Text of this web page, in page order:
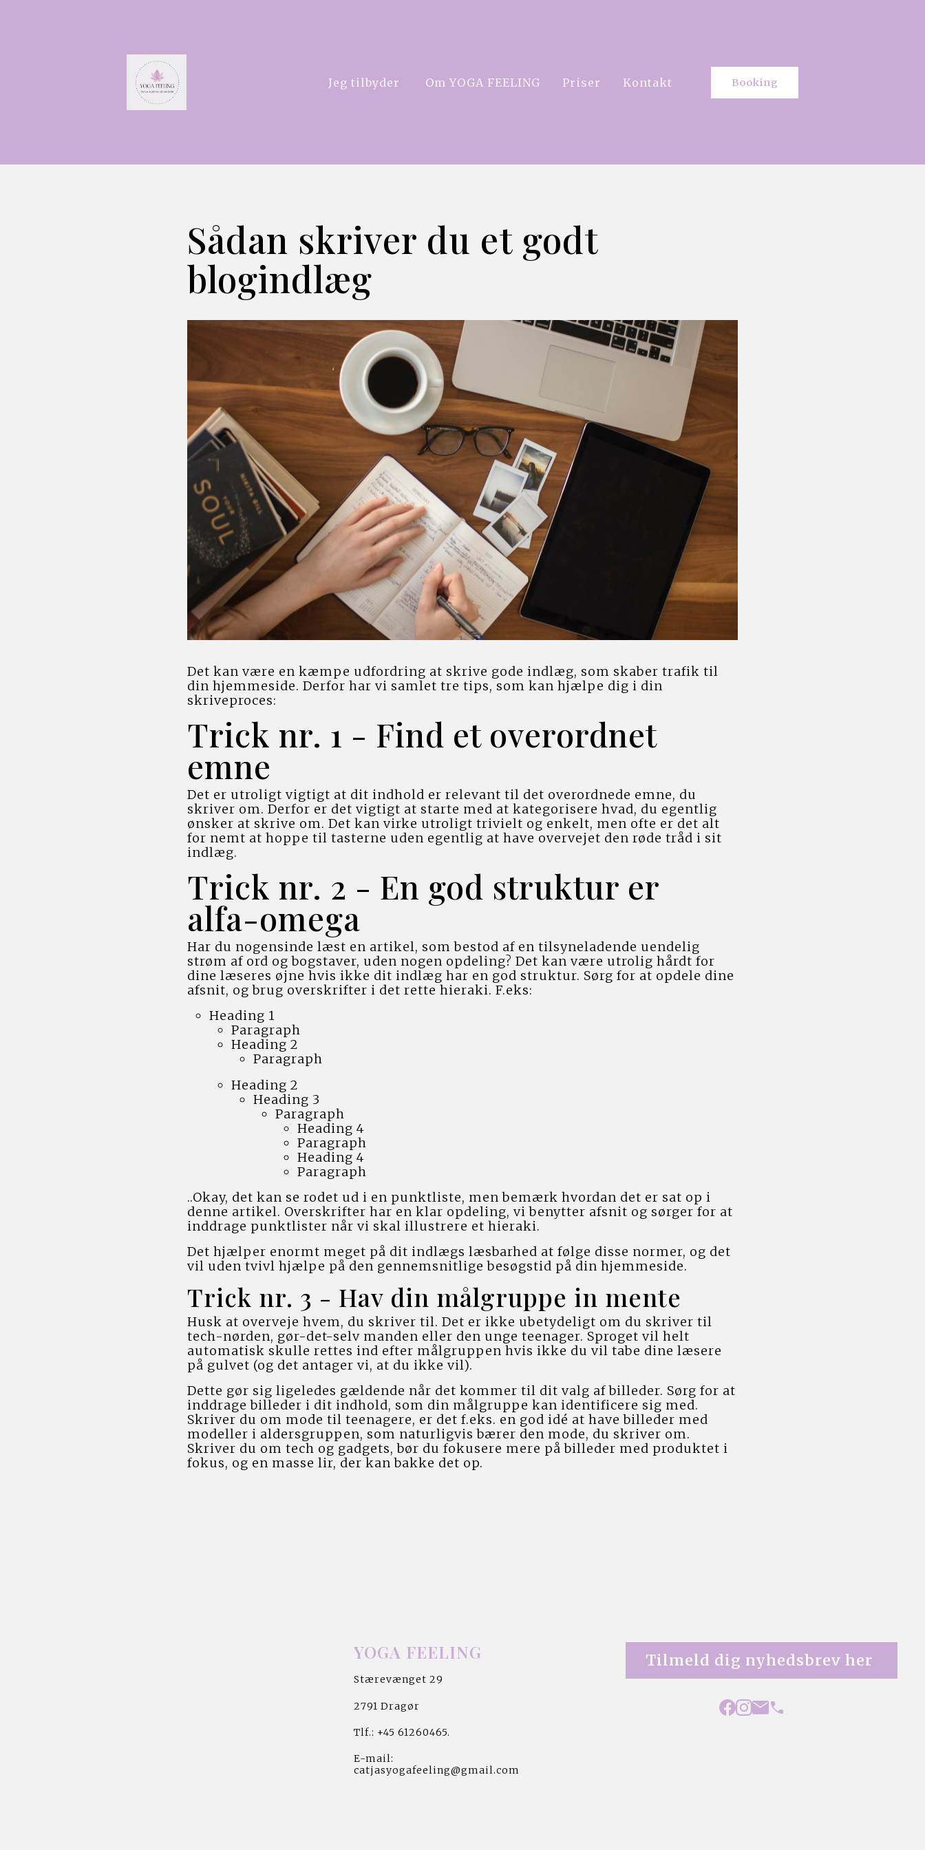
Jeg tilbyder Om YOGA FEELING Priser Kontakt Booking
Sådan skriver du et godt
blogindlæg
Det kan være en kæmpe udfordring at skrive gode indlæg, som skaber trafik til
din hjemmeside. Derfor har vi samlet tre tips, som kan hjælpe dig i din
skriveproces:
Trick nr. 1 - Find et overordnet
emne
Det er utroligt vigtigt at dit indhold er relevant til det overordnede emne, du
skriver om. Derfor er det vigtigt at starte med at kategorisere hvad, du egentlig
ønsker at skrive om. Det kan virke utroligt trivielt og enkelt, men ofte er det alt
for nemt at hoppe til tasterne uden egentlig at have overvejet den røde tråd i sit
indlæg.
Trick nr. 2 - En god struktur er
alfa-omega
Har du nogensinde læst en artikel, som bestod af en tilsyneladende uendelig
strøm af ord og bogstaver, uden nogen opdeling? Det kan være utrolig hårdt for
dine læseres øjne hvis ikke dit indlæg har en god struktur. Sørg for at opdele dine
afsnit, og brug overskrifter i det rette hieraki. F.eks:
Heading 1
Paragraph
Heading 2
Paragraph
Heading 2
Heading 3
Paragraph
Heading 4
Paragraph
Heading 4
Paragraph
..Okay, det kan se rodet ud i en punktliste, men bemærk hvordan det er sat op i
denne artikel. Overskrifter har en klar opdeling, vi benytter afsnit og sørger for at
inddrage punktlister når vi skal illustrere et hieraki.
Det hjælper enormt meget på dit indlægs læsbarhed at følge disse normer, og det
vil uden tvivl hjælpe på den gennemsnitlige besøgstid på din hjemmeside.
Trick nr. 3 - Hav din målgruppe in mente
Husk at overveje hvem, du skriver til. Det er ikke ubetydeligt om du skriver til
tech-nørden, gør-det-selv manden eller den unge teenager. Sproget vil helt
automatisk skulle rettes ind efter målgruppen hvis ikke du vil tabe dine læsere
på gulvet (og det antager vi, at du ikke vil).
Dette gør sig ligeledes gældende når det kommer til dit valg af billeder. Sørg for at
inddrage billeder i dit indhold, som din målgruppe kan identificere sig med.
Skriver du om mode til teenagere, er det f.eks. en god idé at have billeder med
modeller i aldersgruppen, som naturligvis bærer den mode, du skriver om.
Skriver du om tech og gadgets, bør du fokusere mere på billeder med produktet i
fokus, og en masse lir, der kan bakke det op.
YOGA FEELING
Stærevænget 29
2791 Dragør
Tlf.: +45 61260465.
E-mail:
catjasyogafeeling@gmail.com
Tilmeld dig nyhedsbrev her